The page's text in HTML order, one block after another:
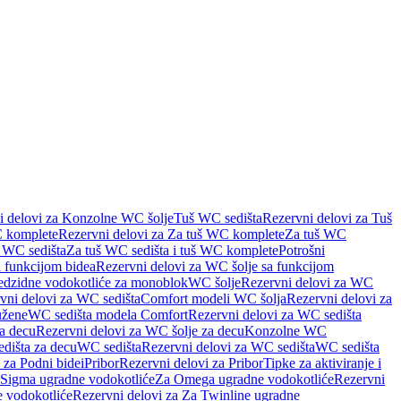
delovi za Konzolne WC šoljeTuš WC sedištaRezervni delovi za Tuš
kompleteRezervni delovi za Za tuš WC kompleteZa tuš WC
sedištaZa tuš WC sedišta i tuš WC kompletePotrošni
funkcijom bideaRezervni delovi za WC šolje sa funkcijom
vodokotliće za monoblokWC šoljeRezervni delovi za WC
delovi za WC sedištaComfort modeli WC šoljaRezervni delovi za
WC sedišta modela ComfortRezervni delovi za WC sedišta
decuRezervni delovi za WC šolje za decuKonzolne WC
za decuWC sedištaRezervni delovi za WC sedištaWC sedišta
Podni bideiPriborRezervni delovi za PriborTipke za aktiviranje i
ugradne vodokotlićeZa Omega ugradne vodokotlićeRezervni
vodokotlićeRezervni delovi za Za Twinline ugradne